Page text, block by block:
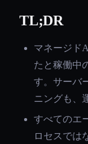
TL;DR
マネージド
たと稼働中
す。サーバ
ニングも、
すべてのエ
ロセスでは